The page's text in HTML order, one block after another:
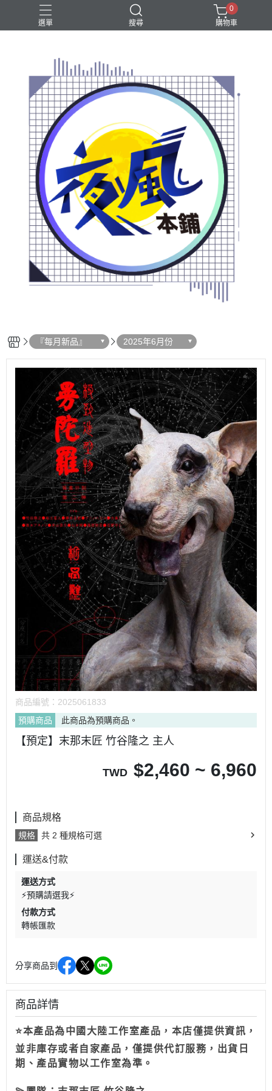
選單 搜尋
0
購物車
『每月新品』 2025年6月份
商品編號： 2025061833
預購商品
此商品為預購商品。
【預定】末那末匠 竹谷隆之 主人
TWD $2,460 ~ 6,960
商品規格
規格 共 2 種規格可選
運送&付款
運送方式
⚡預購請選我⚡
付款方式
轉帳匯款
分享商品到
商品詳情
⭐本產品為中國大陸工作室產品，本店僅提供資訊，
並非庫存或者自家產品，僅提供代訂服務，出貨日
期、產品實物以工作室為準。